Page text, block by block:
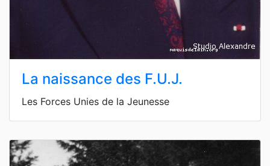
La naissance des F.U.J.
Les Forces Unies de la Jeunesse